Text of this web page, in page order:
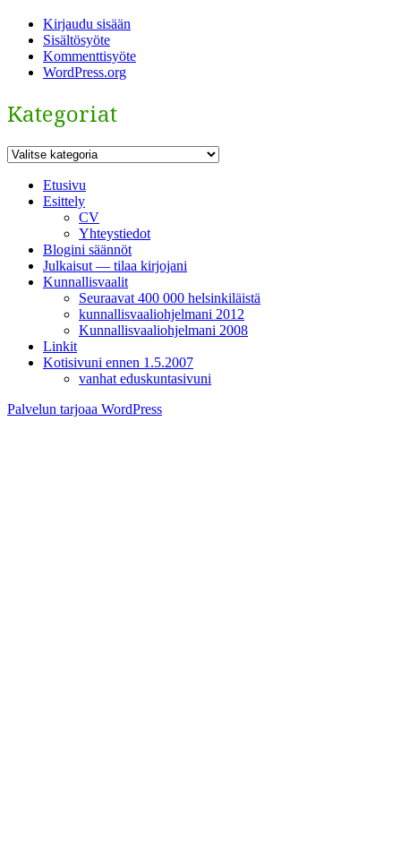
Kirjaudu sisään
Sisältösyöte
Kommenttisyöte
WordPress.org
Kategoriat
Kategoriat
Etusivu
Esittely
CV
Yhteystiedot
Blogini säännöt
Julkaisut — tilaa kirjojani
Kunnallisvaalit
Seuraavat 400 000 helsinkiläistä
kunnallisvaaliohjelmani 2012
Kunnallisvaaliohjelmani 2008
Linkit
Kotisivuni ennen 1.5.2007
vanhat eduskuntasivuni
Palvelun tarjoaa WordPress